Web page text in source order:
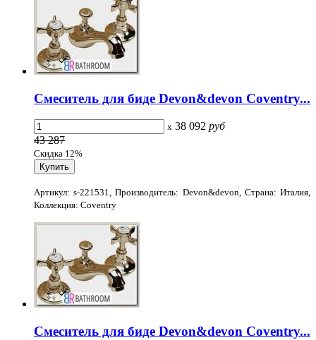
Смеситель для биде Devon&devon Coventry...
x 38 092 руб
43 287
Скидка 12%
Артикул: s-221531, Производитель: Devon&devon, Страна: Италия,
Коллекция: Coventry
Смеситель для биде Devon&devon Coventry...